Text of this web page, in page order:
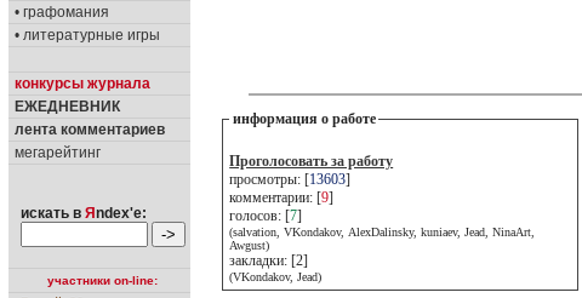
• графомания
• литературные игры
конкурсы журнала
ЕЖЕДНЕВНИК
лента комментариев
мегарейтинг
искать в Я ndex'е:
участники on-line:
информация о работе
Проголосовать за работу
просмотры: [13603]
комментарии: [9]
голосов: [7]
(salvation, VKondakov, AlexDalinsky, kuniaev, Jead, NinaArt,
Awgust)
закладки: [2]
(VKondakov, Jead)